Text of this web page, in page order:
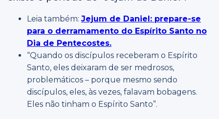
Leia também: Jejum de Daniel: prepare-se
para o derramamento do Espírito Santo no
Dia de Pentecostes.
“Quando os discípulos receberam o Espírito
Santo, eles deixaram de ser medrosos,
problemáticos – porque mesmo sendo
discípulos, eles, às vezes, falavam bobagens.
Eles não tinham o Espírito Santo”.